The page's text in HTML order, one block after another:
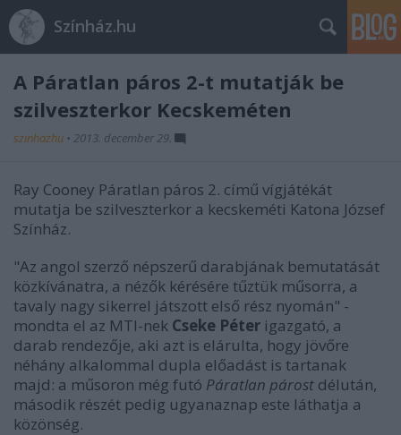
Színház.hu
A Páratlan páros 2-t mutatják be
szilveszterkor Kecskeméten
szinhazhu • 2013. december 29.
Ray Cooney Páratlan páros 2. című vígjátékát
mutatja be szilveszterkor a kecskeméti Katona József
Színház.
"Az angol szerző népszerű darabjának bemutatását
közkívánatra, a nézők kérésére tűztük műsorra, a
tavaly nagy sikerrel játszott első rész nyomán" -
mondta el az MTI-nek Cseke Péter igazgató, a
darab rendezője, aki azt is elárulta, hogy jövőre
néhány alkalommal dupla előadást is tartanak
majd: a műsoron még futó Páratlan párost délután,
második részét pedig ugyanaznap este láthatja a
közönség.